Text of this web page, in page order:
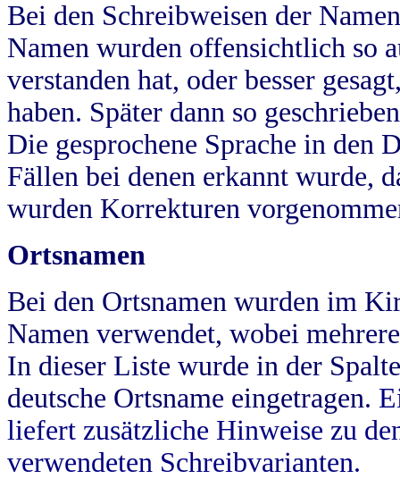
Bei den Schreibweisen der
Namen wurden offensichtlich so
verstanden hat, oder besser
haben. Später dann so
Die gesprochene Sprache in
Fällen bei denen erkannt wurde,
wurden Korrekturen
Ortsnamen
Bei den Ortsnamen wurden im
Namen verwendet, wobei
In dieser Liste wurde in der
deutsche Ortsname eingetragen.
liefert zusätzliche Hinweise zu
verwendeten Schreibvarianten.